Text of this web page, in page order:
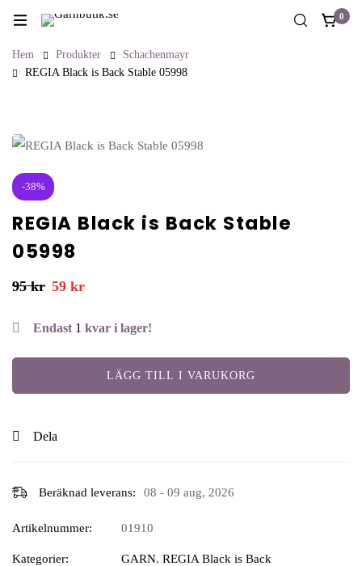
0
Hem Produkter
Schachenmayr
REGIA Black is Back Stable 05998
-38%
REGIA Black is Back Stable
05998
95kr 59 kr
Endast 1 kvar i lager!
LÄGG TILL I VARUKORG
Dela
Beräknad leverans: 08 - 09 aug, 2026
Artikelnummer: 01910
Kategorier: GARN, REGIA Black is Back